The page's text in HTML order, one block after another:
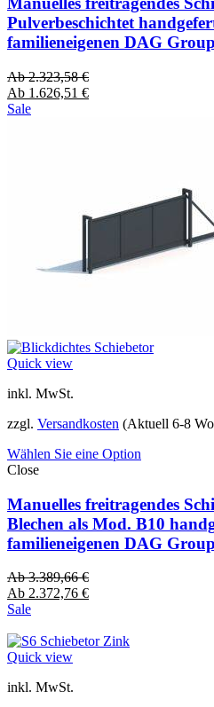
Pulverbeschichtet
familieneigenen DAG
Ab2.323,58€
Ab 1.626,51 €
Sale
Quick view
inkl. MwSt.
zzgl. Versandkosten (Aktuell 6-8
Wählen Sie eine Option
Close
Manuelles freitragendes
Blechen als Mod. B10
familieneigenen DAG
Ab3.389,66€
Ab 2.372,76 €
Sale
Quick view
inkl. MwSt.